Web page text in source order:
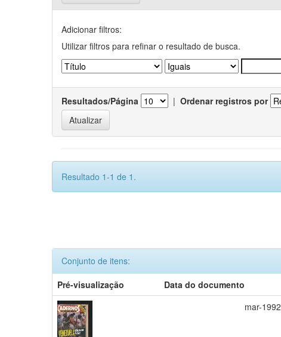
Adicionar filtros:
Utilizar filtros para refinar o resultado de busca.
Resultados/Página | Ordenar registros por
Resultado 1-1 de 1.
Conjunto de itens:
Pré-visualização
Data do documento
mar-1992